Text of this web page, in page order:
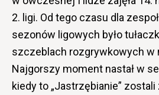
2. ligi. Od tego czasu dla
sezonów ligowych było
szczeblach rozgrywkowych w
Najgorszy moment nastał w
kiedy to „Jastrzębianie”